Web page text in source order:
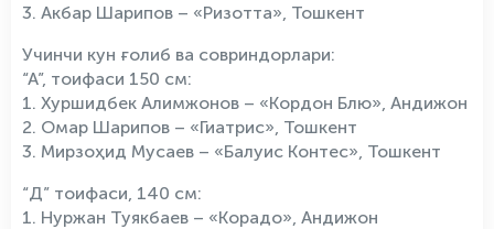
3. Акбар Шарипов – «Ризотта», Тошкент
Учинчи кун ғолиб ва совриндорлари:
“А”, тоифаси 150 см:
1. Хуршидбек Алимжонов – «Кордон Блю», Андижон
2. Омар Шарипов – «Гиатрис», Тошкент
3. Мирзоҳид Мусаев – «Балуис Контес», Тошкент
“Д” тоифаси, 140 см:
1. Нуржан Туякбаев – «Корадо», Андижон